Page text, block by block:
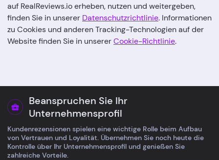
auf RealReviews.io erheben, nutzen und weitergeben,
finden Sie in unserer Datenschutzrichtlinie. Informationen
zu Cookies und anderen Tracking-Technologien auf der
Website finden Sie in unsererCookie-Richtlinie.
Beanspruchen Sie Ihr
Unternehmensprofil
Kundenrezensionen spielen eine wichtige Rolle beim Aufbau
von Vertrauen und Loyalität. Übernehmen Sie noch heute die
Kontrolle über Ihr Unternehmensprofil und genießen Sie
zahlreiche Vorteile.